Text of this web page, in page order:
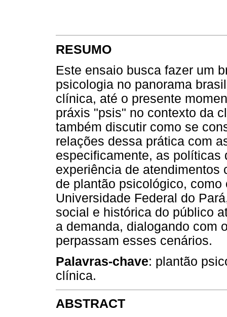
RESUMO
Este ensaio busca fazer um
psicologia no panorama
clínica, até o presente
práxis "psis" no contexto da
também discutir como se
relações dessa prática com
especificamente, as políticas
experiência de
de plantão psicológico,
Universidade Federal do
social e histórica do público
a demanda, dialogando com
perpassam esses cenários.
Palavras-chave: plantão
clínica.
ABSTRACT